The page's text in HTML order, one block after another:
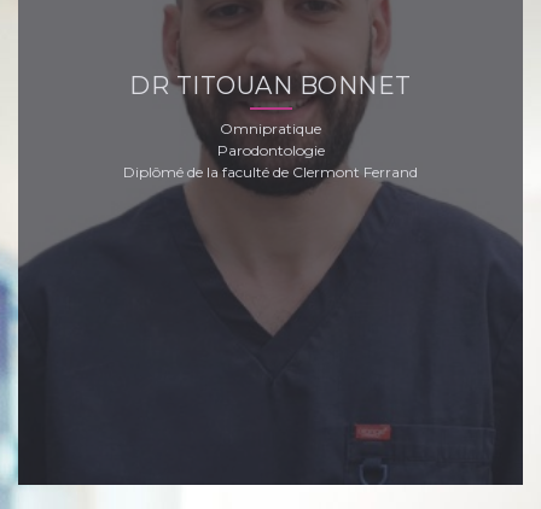
DR TITOUAN BONNET
Omnipratique
Parodontologie
Diplômé de la faculté de Clermont Ferrand